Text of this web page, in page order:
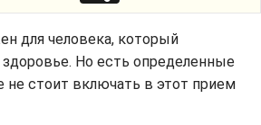
для человека, который
Но есть определенные
не стоит включать в этот прием